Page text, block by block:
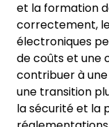
et la formation
correctement,
électroniques
de coûts et une
contribuer à
une transition
la sécurité et la